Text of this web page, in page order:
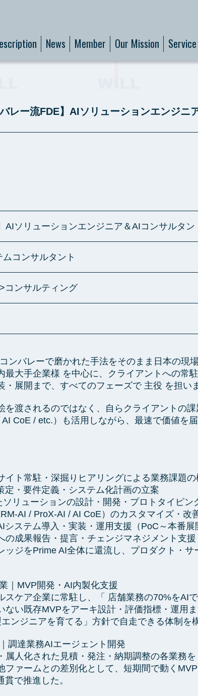
News Member Our Mission Service
レー流FDE】AIソリューションエンジニ
AIソリューションエンジニア＆AIコンサルタン
コンサルタント
コンサルティング
ンバレーで磨かれた手法をそのまま日本の現
最大手企業様 を中心に、クライアントへの常
展開まで、すべてのフェーズで 主役 を担い
を渡されるのではなく、自らクライアントの
CoE / etc.）も活用しながら、最速で価値を
イト常駐・深掘りヒアリングによる業務課題
定・要件定義・システム化計画の立案
ソリューションの設計・開発・プロトタイピン
AI / ProX-AI / AI CoE）のカスタマイズ・改
システム導入・実装・運用支援（PoC～本番展
の成果報告・提言・チェンジマネジメント支援
ッジをPrime AI全体に還流し、プロダクト・
｜MVP開発・AI内製化支援
スケア企業に常駐し、「 店舗業務の70%をAI
ない既存MVPをアーキ設計・評価指標・運用
ンジニアを育てる」方針で自走できる体制を
調達業務AIエージェント開発
属人化された見積・発注・納期調整の各業務
ファームとの差別化として、短期間で動くMVP
で推進した。